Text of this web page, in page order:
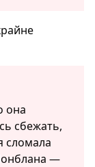
она
сбежать,
сломала
—